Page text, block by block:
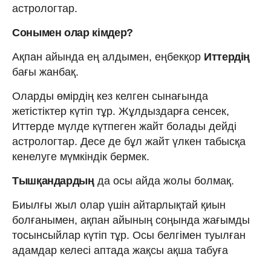
астрологтар.
Сонымен олар кімдер?
Ақпан айында ең алдымен, еңбекқор Иттердің
бағы жанбақ.
Оларды өмірдің кез келген сынағында
жетістіктер күтіп тұр. Жұлдыздарға сенсек,
Иттерде мүлде күтпеген жайт болады дейді
астрологтар. Десе де бұл жайт үлкен табысқа
кенелуге мүмкіндік бермек.
Тышқандардыңда осы айда жолы болмақ.
Биылғы жыл олар үшін айтарлықтай қиын
болғанымен, ақпан айының соңында жағымды
тосынсыйлар күтіп тұр. Осы белгімен туылған
адамдар келесі аптада жақсы ақша табуға